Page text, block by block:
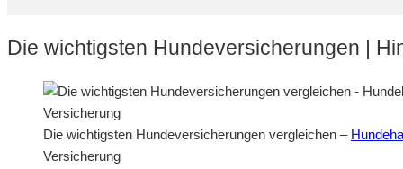
Die wichtigsten Hundeversicherungen |
Die wichtigsten Hundeversicherungen vergleichen –
Versicherung